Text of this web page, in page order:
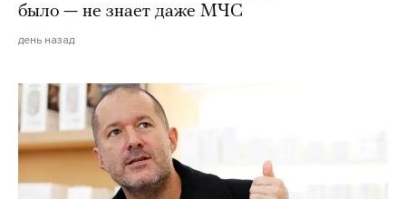
было — не знает даже МЧС
день назад